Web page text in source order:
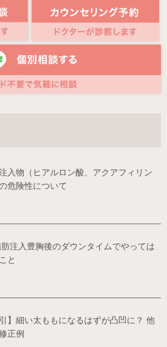
入物（ヒアルロン酸、アクアフィリン
危険性について
注入豊胸後のダウンタイムでやっては
と
引】細い太ももになるはずが凸凹に？ 他
正例